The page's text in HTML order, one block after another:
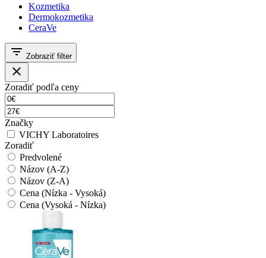
Kozmetika
Dermokozmetika
CeraVe
filter_list Zobraziť filter
close
Zoradiť podľa ceny
Značky
VICHY Laboratoires
Zoradiť
Predvolené
Názov (A-Z)
Názov (Z-A)
Cena (Nízka - Vysoká)
Cena (Vysoká - Nízka)